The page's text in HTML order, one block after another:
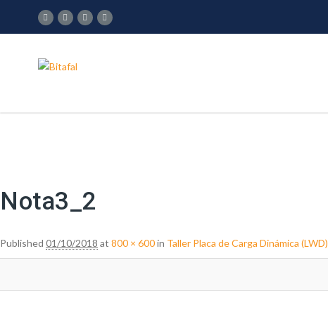
Nota3_2
Published 01/10/2018 at 800 × 600in Taller Placa de Carga Dinámica (LWD)